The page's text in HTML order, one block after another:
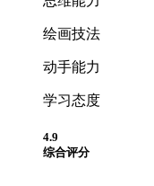
绘画技法
动手能力
学习态度
4.9
综合评分